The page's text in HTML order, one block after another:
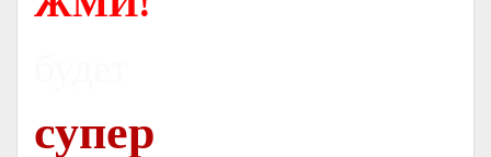
супер